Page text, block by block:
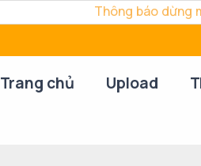
Thông báo dừng
Trang chủ Upload